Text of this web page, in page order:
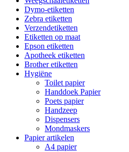
Dymo-etiketten
Zebra etiketten
Verzendetiketten
Etiketten op maat
Epson etiketten
Apotheek etiketten
Brother etiketten
Hygiëne
Toilet papier
Handdoek Papier
Poets papier
Handzeep
Dispensers
Mondmaskers
Papier artikelen
A4 papier